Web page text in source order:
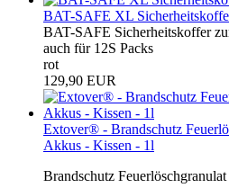
BAT-SAFE XL
BAT-SAFE Sicherheitskoffer
auch für 12S Packs
rot
129,90 EUR
Extover® - Brandschutz
Akkus - Kissen - 1l
Brandschutz